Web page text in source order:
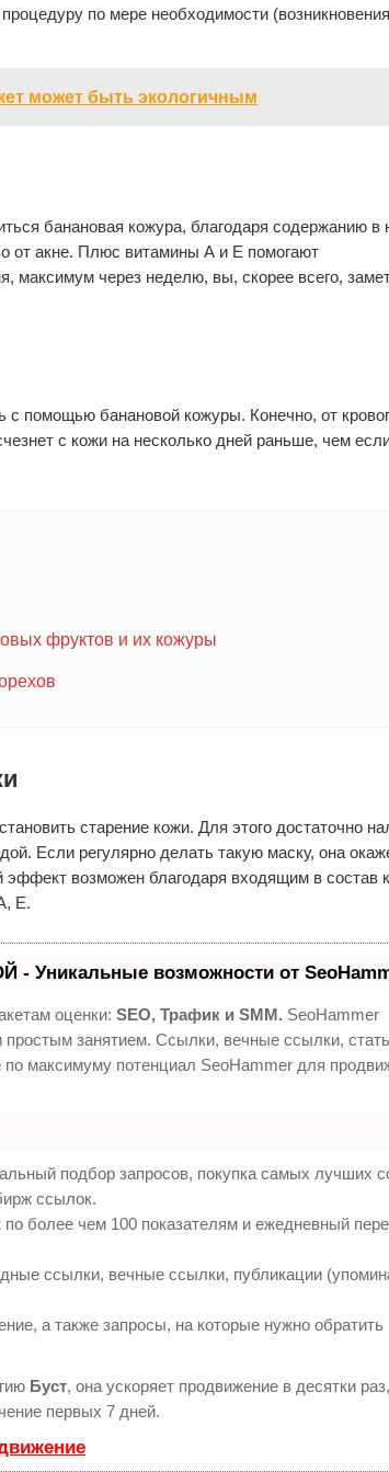
по мере необходимости (возникновения
может быть экологичным
банановая кожура, благодаря содержанию в
от акне. Плюс витамины А и Е помогают
максимум через неделю, вы, скорее всего,
помощью банановой кожуры. Конечно, от
с кожи на несколько дней раньше, чем
фруктов и их кожуры
старение кожи. Для этого достаточно
Если регулярно делать такую маску, она
возможен благодаря входящим в состав
E.
Уникальные возможности от
оценки: SEO, Трафик и SMM. SeoHammer
занятием. Ссылки, вечные ссылки,
максимуму потенциал SeoHammer для
подбор запросов, покупка самых лучших
ссылок.
более чем 100 показателям и ежедневный
ссылки, вечные ссылки, публикации
а также запросы, на которые нужно обратить
Буст, она ускоряет продвижение в десятки
первых 7 дней.